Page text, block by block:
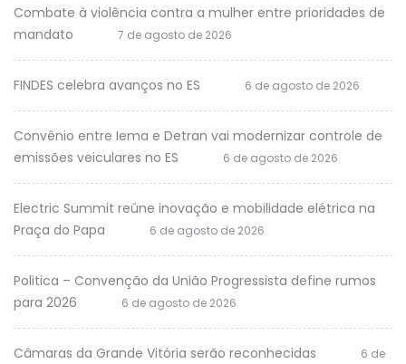
Combate à violência contra a mulher entre prioridades de
mandato
7 de agosto de 2026
FINDES celebra avanços no ES 6 de agosto de 2026
Convênio entre Iema e Detran vai modernizar controle de
emissões veiculares no ES
6 de agosto de 2026
Electric Summit reúne inovação e mobilidade elétrica na
Praça do Papa
6 de agosto de 2026
Politica – Convenção da União Progressista define rumos
para 2026
6 de agosto de 2026
Câmaras da Grande Vitória serão reconhecidas
6 de